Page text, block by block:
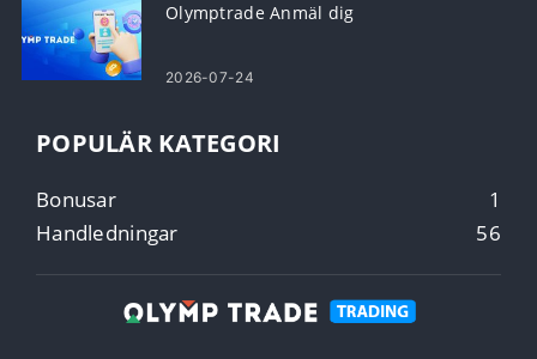
Olymptrade Anmäl dig
2026-07-24
POPULÄR KATEGORI
Bonusar
1
Handledningar
56